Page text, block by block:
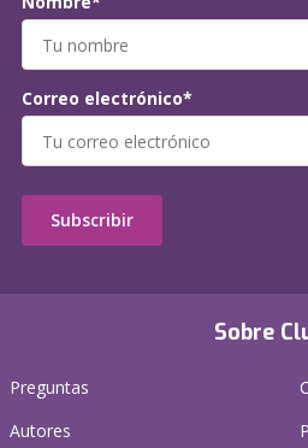
Sobre
Preguntas
Autores
Correo electrónico*
Subscribir